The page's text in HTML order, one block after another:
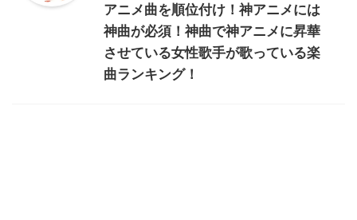
アニメ曲を順位付け！神アニメには
神曲が必須！神曲で神アニメに昇華
させている女性歌手が歌っている楽
曲ランキング！